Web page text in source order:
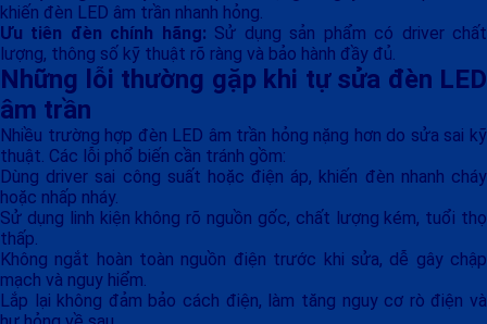
khiến đèn LED âm trần nhanh hỏng.
Ưu tiên đèn chính hãng: Sử dụng sản phẩm có driver chất
lượng, thông số kỹ thuật rõ ràng và bảo hành đầy đủ.
Những lỗi thường gặp khi tự sửa đèn LED
âm trần
Nhiều trường hợp đèn LED âm trần hỏng nặng hơn do sửa sai kỹ
thuật. Các lỗi phổ biến cần tránh gồm:
Dùng driver sai công suất hoặc điện áp, khiến đèn nhanh cháy
hoặc nhấp nháy.
Sử dụng linh kiện không rõ nguồn gốc, chất lượng kém, tuổi thọ
thấp.
Không ngắt hoàn toàn nguồn điện trước khi sửa, dễ gây chập
mạch và nguy hiểm.
Lắp lại không đảm bảo cách điện, làm tăng nguy cơ rò điện và